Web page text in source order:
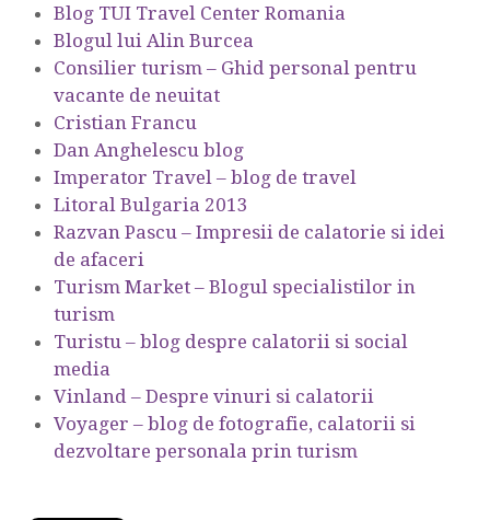
Blog TUI Travel Center Romania
Blogul lui Alin Burcea
Consilier turism – Ghid personal pentru
vacante de neuitat
Cristian Francu
Dan Anghelescu blog
Imperator Travel – blog de travel
Litoral Bulgaria 2013
Razvan Pascu – Impresii de calatorie si idei
de afaceri
Turism Market – Blogul specialistilor in
turism
Turistu – blog despre calatorii si social
media
Vinland – Despre vinuri si calatorii
Voyager – blog de fotografie, calatorii si
dezvoltare personala prin turism